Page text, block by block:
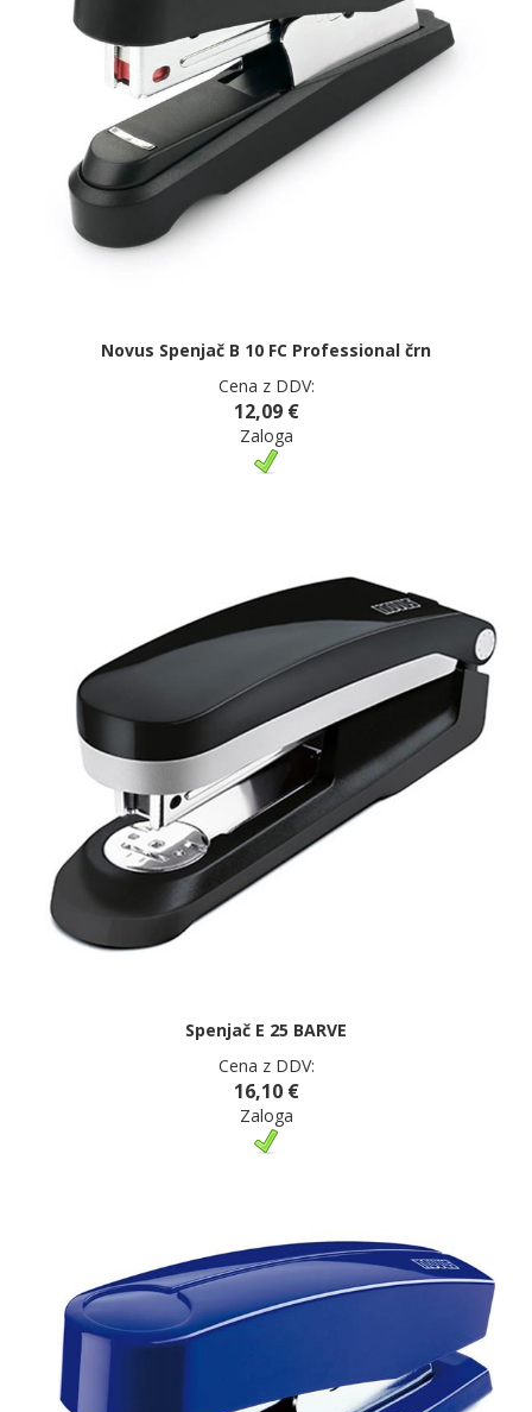
Novus Spenjač B 10 FC Professional črn
Cena z DDV:
12,09 €
Zaloga
Spenjač E 25 BARVE
Cena z DDV:
16,10 €
Zaloga